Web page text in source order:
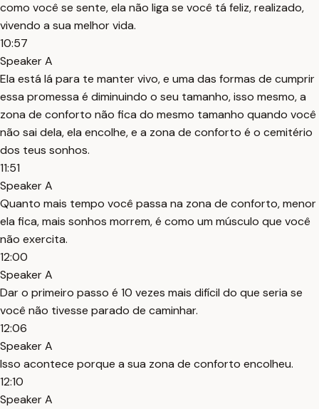
como você se sente, ela não liga se você tá feliz, realizado,
vivendo a sua melhor vida.
10:57
Speaker A
Ela está lá para te manter vivo, e uma das formas de cumprir
essa promessa é diminuindo o seu tamanho, isso mesmo, a
zona de conforto não fica do mesmo tamanho quando você
não sai dela, ela encolhe, e a zona de conforto é o cemitério
dos teus sonhos.
11:51
Speaker A
Quanto mais tempo você passa na zona de conforto, menor
ela fica, mais sonhos morrem, é como um músculo que você
não exercita.
12:00
Speaker A
Dar o primeiro passo é 10 vezes mais difícil do que seria se
você não tivesse parado de caminhar.
12:06
Speaker A
Isso acontece porque a sua zona de conforto encolheu.
12:10
Speaker A